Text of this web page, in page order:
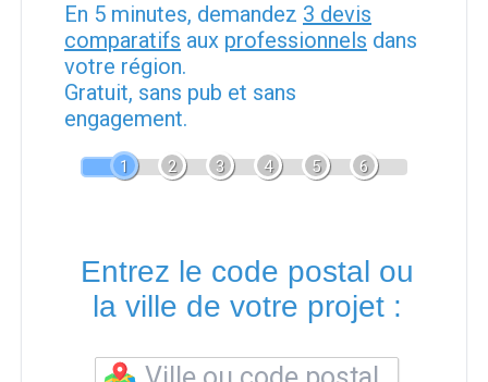
En 5 minutes, demandez 3 devis
comparatifs aux professionnels dans
votre région.
Gratuit, sans pub et sans
engagement.
1 2 3 4 5 6
Entrez le code postal ou
la ville de votre projet :